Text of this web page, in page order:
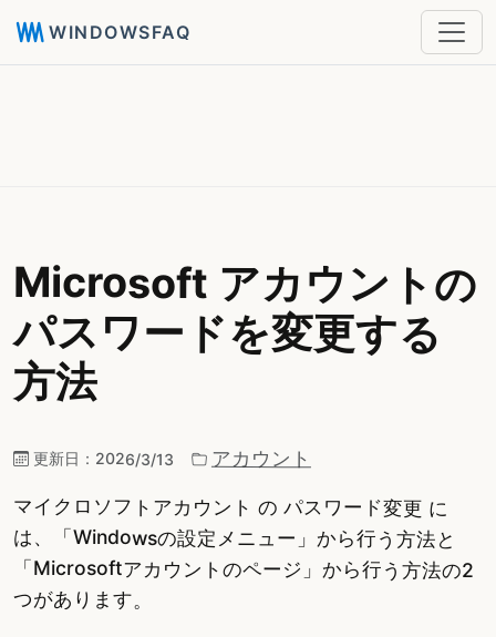
WINDOWSFAQ
Microsoft アカウントの
パスワードを変更する
方法
更新日： 2026/3/13 アカウント
マイクロソフトアカウント の パスワード変更 に
は、「Windowsの設定メニュー」から行う方法と
「Microsoftアカウントのページ」から行う方法の2
つがあります。